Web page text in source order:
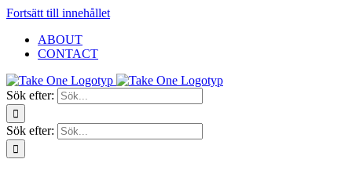
Fortsätt till innehållet
ABOUT
CONTACT
Sök efter:
Sök efter: